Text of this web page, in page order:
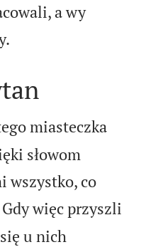
a wy
miasteczka
słowom
wszystko, co
Gdy więc przyszli
u nich